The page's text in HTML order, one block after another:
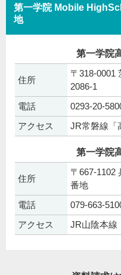
第一学院 Mobile
地
第一学院
住所
〒318-0001
2086-1
電話
0293-20-
アクセス
JR常磐線「
第一学院
住所
〒667-1102
番地
電話
079-663-
アクセス
JR山陰本線